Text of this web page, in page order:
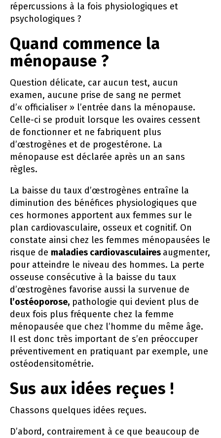
répercussions à la fois physiologiques et
psychologiques ?
Quand commence la
ménopause ?
Question délicate, car aucun test, aucun
examen, aucune prise de sang ne permet
d’« officialiser » l’entrée dans la ménopause.
Celle-ci se produit lorsque les ovaires cessent
de fonctionner et ne fabriquent plus
d’œstrogènes et de progestérone. La
ménopause est déclarée après un an sans
règles.
La baisse du taux d’œstrogènes entraîne la
diminution des bénéfices physiologiques que
ces hormones apportent aux femmes sur le
plan cardiovasculaire, osseux et cognitif. On
constate ainsi chez les femmes ménopausées le
risque de maladies cardiovasculaires augmenter,
pour atteindre le niveau des hommes. La perte
osseuse consécutive à la baisse du taux
d’œstrogènes favorise aussi la survenue de
l’ostéoporose, pathologie qui devient plus de
deux fois plus fréquente chez la femme
ménopausée que chez l’homme du même âge.
Il est donc très important de s’en préoccuper
préventivement en pratiquant par exemple, une
ostéodensitométrie.
Sus aux idées reçues !
Chassons quelques idées reçues.
D’abord, contrairement à ce que beaucoup de